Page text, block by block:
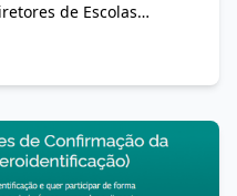
de Escolas
O evento, sediado no
todo o país para
das Escolas